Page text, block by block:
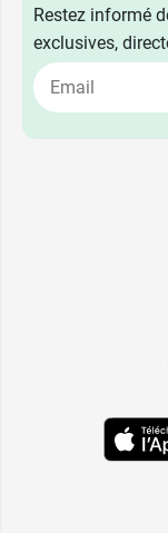
Restez informé
exclusives,